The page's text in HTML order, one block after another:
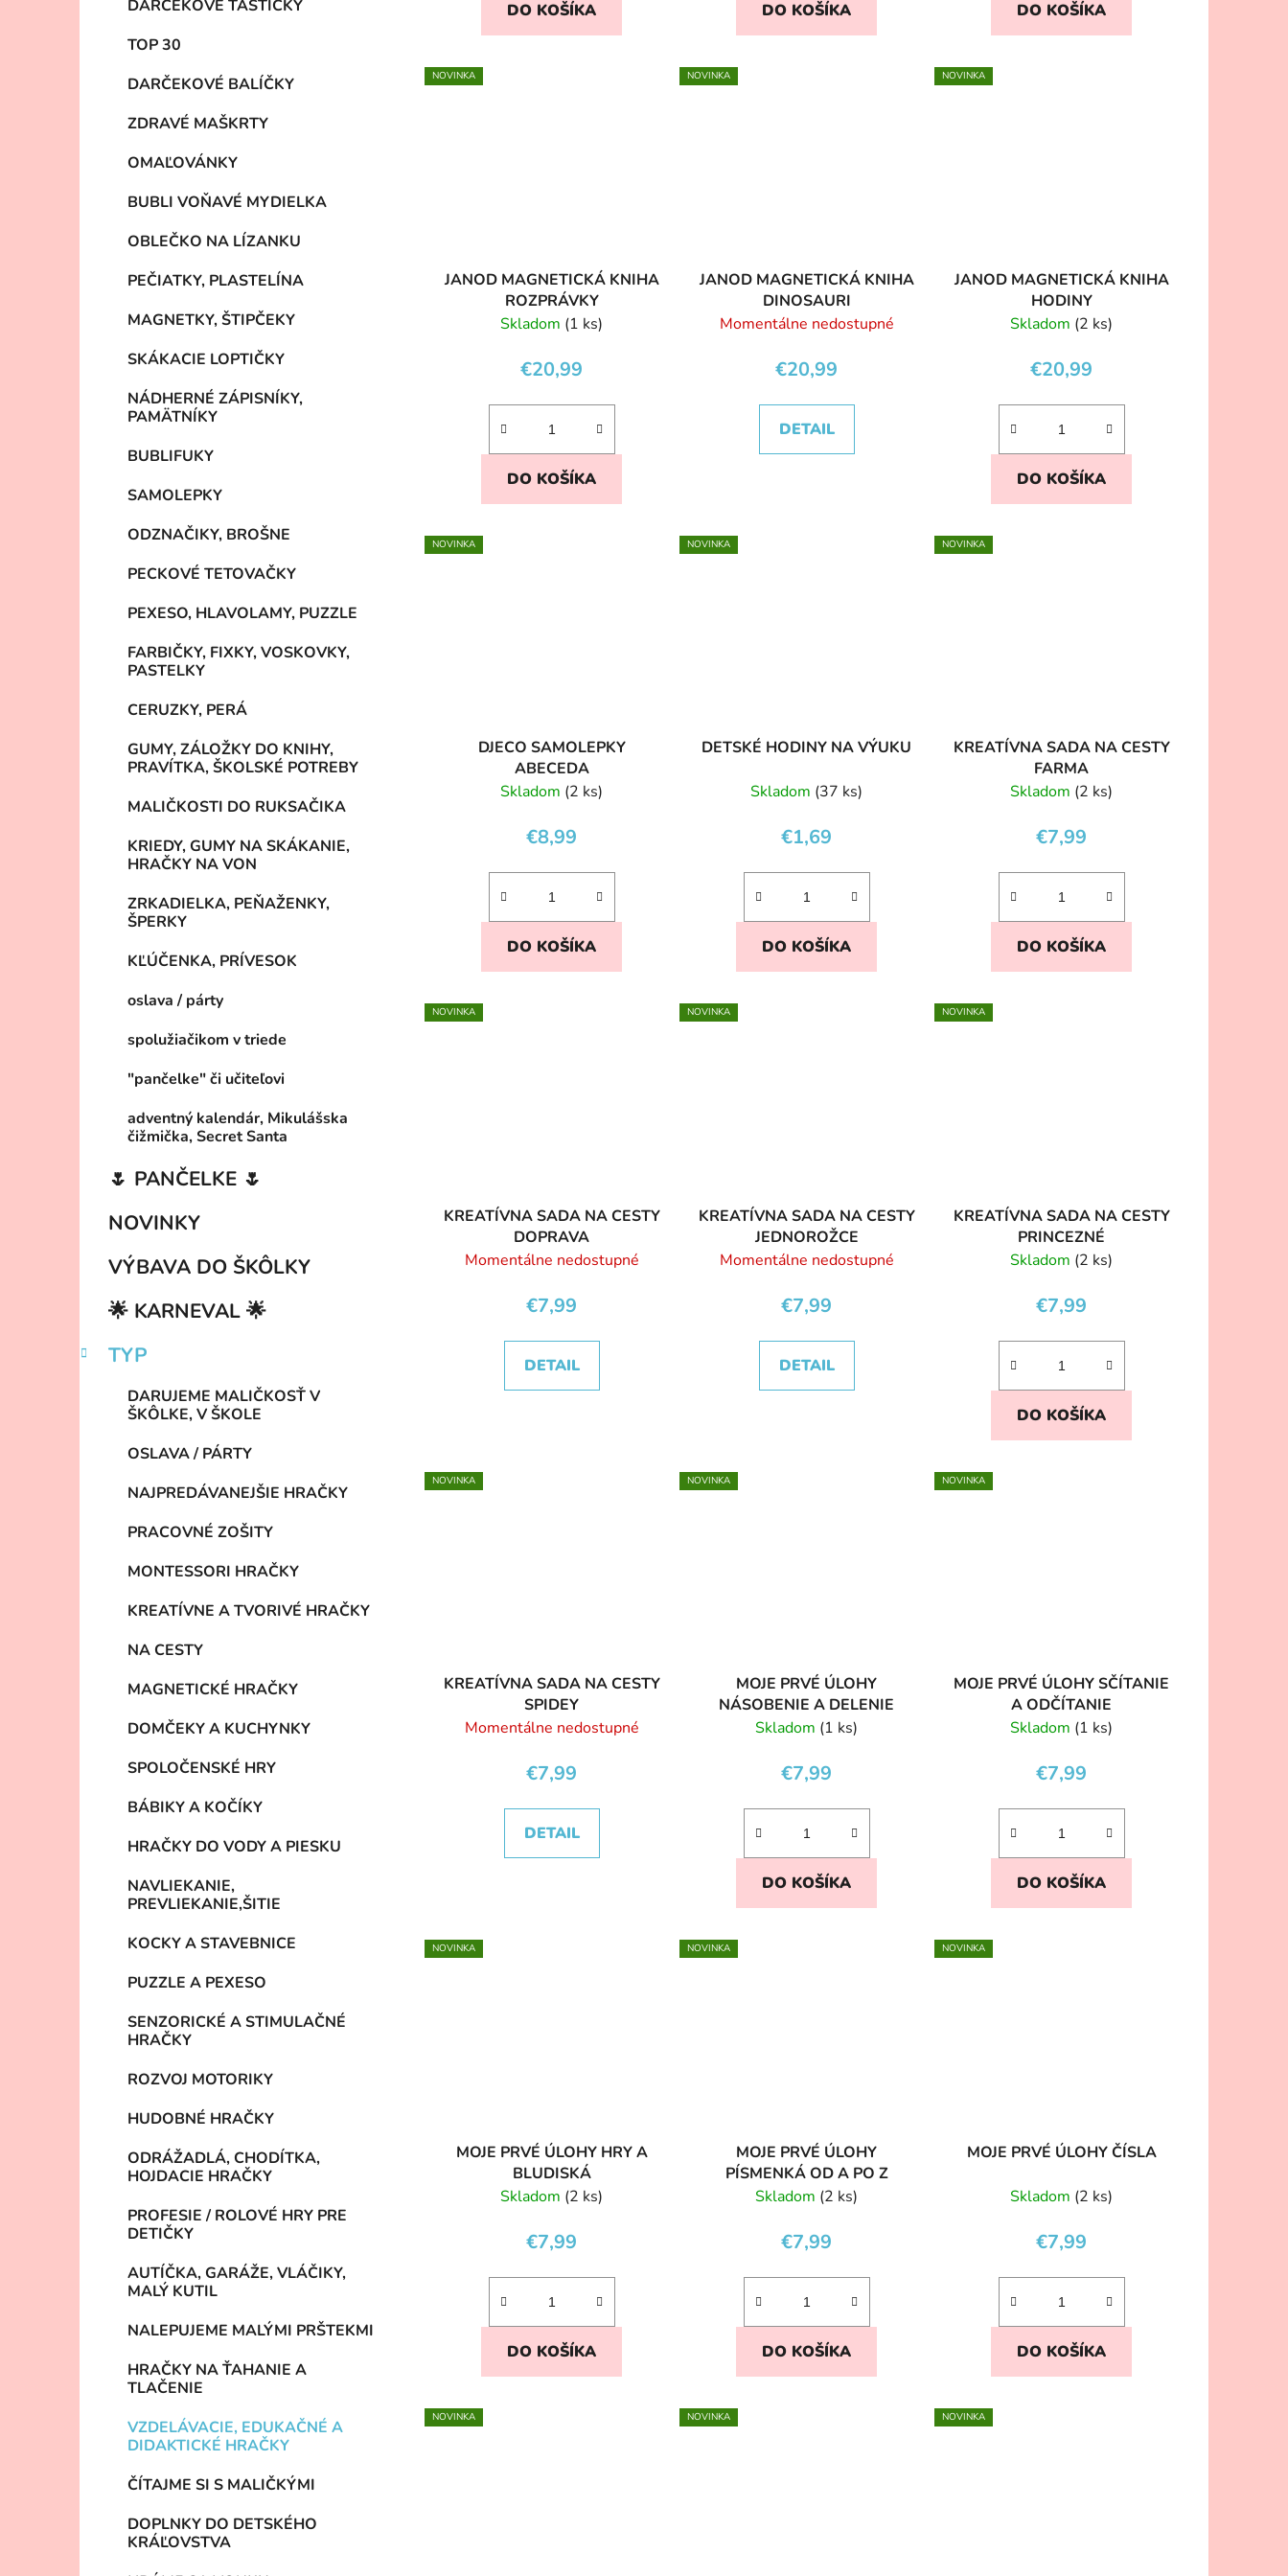
DARČEKOVÉ TAŠTIČKY
TOP 30
DARČEKOVÉ BALÍČKY
ZDRAVÉ MAŠKRTY
OMAĽOVÁNKY
BUBLI VOŇAVÉ MYDIELKA
OBLEČKO NA LÍZANKU
PEČIATKY, PLASTELÍNA
MAGNETKY, ŠTIPČEKY
SKÁKACIE LOPTIČKY
NÁDHERNÉ ZÁPISNÍKY,
PAMÄTNÍKY
BUBLIFUKY
SAMOLEPKY
ODZNAČIKY, BROŠNE
PECKOVÉ TETOVAČKY
PEXESO, HLAVOLAMY, PUZZLE
FARBIČKY, FIXKY, VOSKOVKY,
PASTELKY
CERUZKY, PERÁ
GUMY, ZÁLOŽKY DO KNIHY,
PRAVÍTKA, ŠKOLSKÉ POTREBY
MALIČKOSTI DO RUKSAČIKA
KRIEDY, GUMY NA SKÁKANIE,
HRAČKY NA VON
ZRKADIELKA, PEŇAŽENKY,
ŠPERKY
KĽÚČENKA, PRÍVESOK
oslava / párty
spolužiačikom v triede
"pančelke" či učiteľovi
adventný kalendár, Mikulášska
čižmička, Secret Santa
🌷 PANČELKE 🌷
NOVINKY
VÝBAVA DO ŠKÔLKY
🌟 KARNEVAL 🌟
TYP
DARUJEME MALIČKOSŤ V
ŠKÔLKE, V ŠKOLE
OSLAVA / PÁRTY
NAJPREDÁVANEJŠIE HRAČKY
PRACOVNÉ ZOŠITY
MONTESSORI HRAČKY
KREATÍVNE A TVORIVÉ HRAČKY
NA CESTY
MAGNETICKÉ HRAČKY
DOMČEKY A KUCHYNKY
SPOLOČENSKÉ HRY
BÁBIKY A KOČÍKY
HRAČKY DO VODY A PIESKU
NAVLIEKANIE,
PREVLIEKANIE,ŠITIE
KOCKY A STAVEBNICE
PUZZLE A PEXESO
SENZORICKÉ A STIMULAČNÉ
HRAČKY
ROZVOJ MOTORIKY
HUDOBNÉ HRAČKY
ODRÁŽADLÁ, CHODÍTKA,
HOJDACIE HRAČKY
PROFESIE / ROLOVÉ HRY PRE
DETIČKY
AUTÍČKA, GARÁŽE, VLÁČIKY,
MALÝ KUTIL
NALEPUJEME MALÝMI PRŠTEKMI
HRAČKY NA ŤAHANIE A
TLAČENIE
VZDELÁVACIE, EDUKAČNÉ A
DIDAKTICKÉ HRAČKY
ČÍTAJME SI S MALIČKÝMI
DOPLNKY DO DETSKÉHO
KRÁĽOVSTVA
DO KOŠÍKA DO KOŠÍKA DO KOŠÍKA
NOVINKA
JANOD MAGNETICKÁ KNIHA
ROZPRÁVKY
Skladom (1 ks)
€20,99
DO KOŠÍKA
NOVINKA
JANOD MAGNETICKÁ KNIHA
DINOSAURI
Momentálne nedostupné
€20,99
DETAIL
NOVINKA
JANOD MAGNETICKÁ KNIHA
HODINY
Skladom (2 ks)
€20,99
DO KOŠÍKA
NOVINKA
DJECO SAMOLEPKY
ABECEDA
Skladom (2 ks)
€8,99
DO KOŠÍKA
NOVINKA
DETSKÉ HODINY NA VÝUKU
Skladom (37 ks)
€1,69
DO KOŠÍKA
NOVINKA
KREATÍVNA SADA NA CESTY
FARMA
Skladom (2 ks)
€7,99
DO KOŠÍKA
NOVINKA
KREATÍVNA SADA NA CESTY
DOPRAVA
Momentálne nedostupné
€7,99
DETAIL
NOVINKA
KREATÍVNA SADA NA CESTY
JEDNOROŽCE
Momentálne nedostupné
€7,99
DETAIL
NOVINKA
KREATÍVNA SADA NA CESTY
PRINCEZNÉ
Skladom (2 ks)
€7,99
DO KOŠÍKA
NOVINKA
KREATÍVNA SADA NA CESTY
SPIDEY
Momentálne nedostupné
€7,99
DETAIL
NOVINKA
MOJE PRVÉ ÚLOHY
NÁSOBENIE A DELENIE
Skladom (1 ks)
€7,99
DO KOŠÍKA
NOVINKA
MOJE PRVÉ ÚLOHY SČÍTANIE
A ODČÍTANIE
Skladom (1 ks)
€7,99
DO KOŠÍKA
NOVINKA
MOJE PRVÉ ÚLOHY HRY A
BLUDISKÁ
Skladom (2 ks)
€7,99
DO KOŠÍKA
NOVINKA
MOJE PRVÉ ÚLOHY
PÍSMENKÁ OD A PO Z
Skladom (2 ks)
€7,99
DO KOŠÍKA
NOVINKA
MOJE PRVÉ ÚLOHY ČÍSLA
Skladom (2 ks)
€7,99
DO KOŠÍKA
NOVINKA NOVINKA NOVINKA